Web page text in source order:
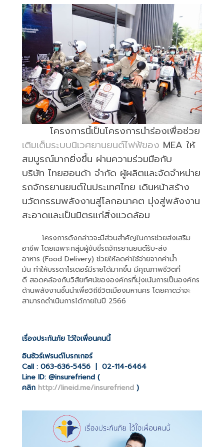
โครงการนี้เป็นโครงการนำร่องเพื่อช่วย
เติมเต็มระบบนิเวศยานยนต์ไฟฟ้ของ MEA ให้
สมบูรณ์มากยิ่งขึ้น ผ่านความร่วมมือกับ
บริษัท ไทยฮอนด้า จำกัด ผู้ผลิตและจัดจำหน่าย
รถจักรยานยนต์ในประเทศไทย เดินหน้าสร้าง
นวัตกรรมพลังงานสู่โลกอนาคต มุ่งสู่พลังงาน
สะอาดและเป็นมิตรแก่สิ่งแวดล้อม
โครงการดังกล่าวจะมีส่วนสำคัญในการช่วยส่งเสริม
อาชีพ โดยเฉพาะกลุ่มผู้ขับขี่รถจักรยานยนต์รับ-ส่ง
อาหาร (Food Delivery) ช่วยให้ลดค่าใช้จ่ายจากค่าน้ำ
มัน ทำให้บรรดาไรเดอร์มีรายได้มากขึ้น มีคุณภาพชีวิตที่
ดี สอดคล้องกับวิสัยทัศน์ขององค์กรที่มุ่งเน้นการเป็นองค์กร
ด้านพลังงานชั้นนำเพื่อวิถีชีวิตเมืองมหานคร โดยคาดว่าจะ
สามารถดำเนินการได้ภายในปี 2566
เรื่องประกันภัย ไว้ใจเพื่อนคนนี้
อินชัวร์เฟรนด์โบรกเกอร์
Call : 063-636-5456 | 02-114-6464
Line ID: @insurefriend (
คลิก http://lineid.me/insurefriend )